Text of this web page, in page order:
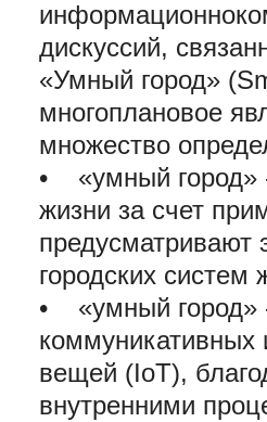
дискуссий,
«Умный город»
многоплановое
множество
•
«умный город»
жизни за счет
предусматривают
городских систем
•
«умный город»
коммуникативных
вещей (IoT),
внутренними